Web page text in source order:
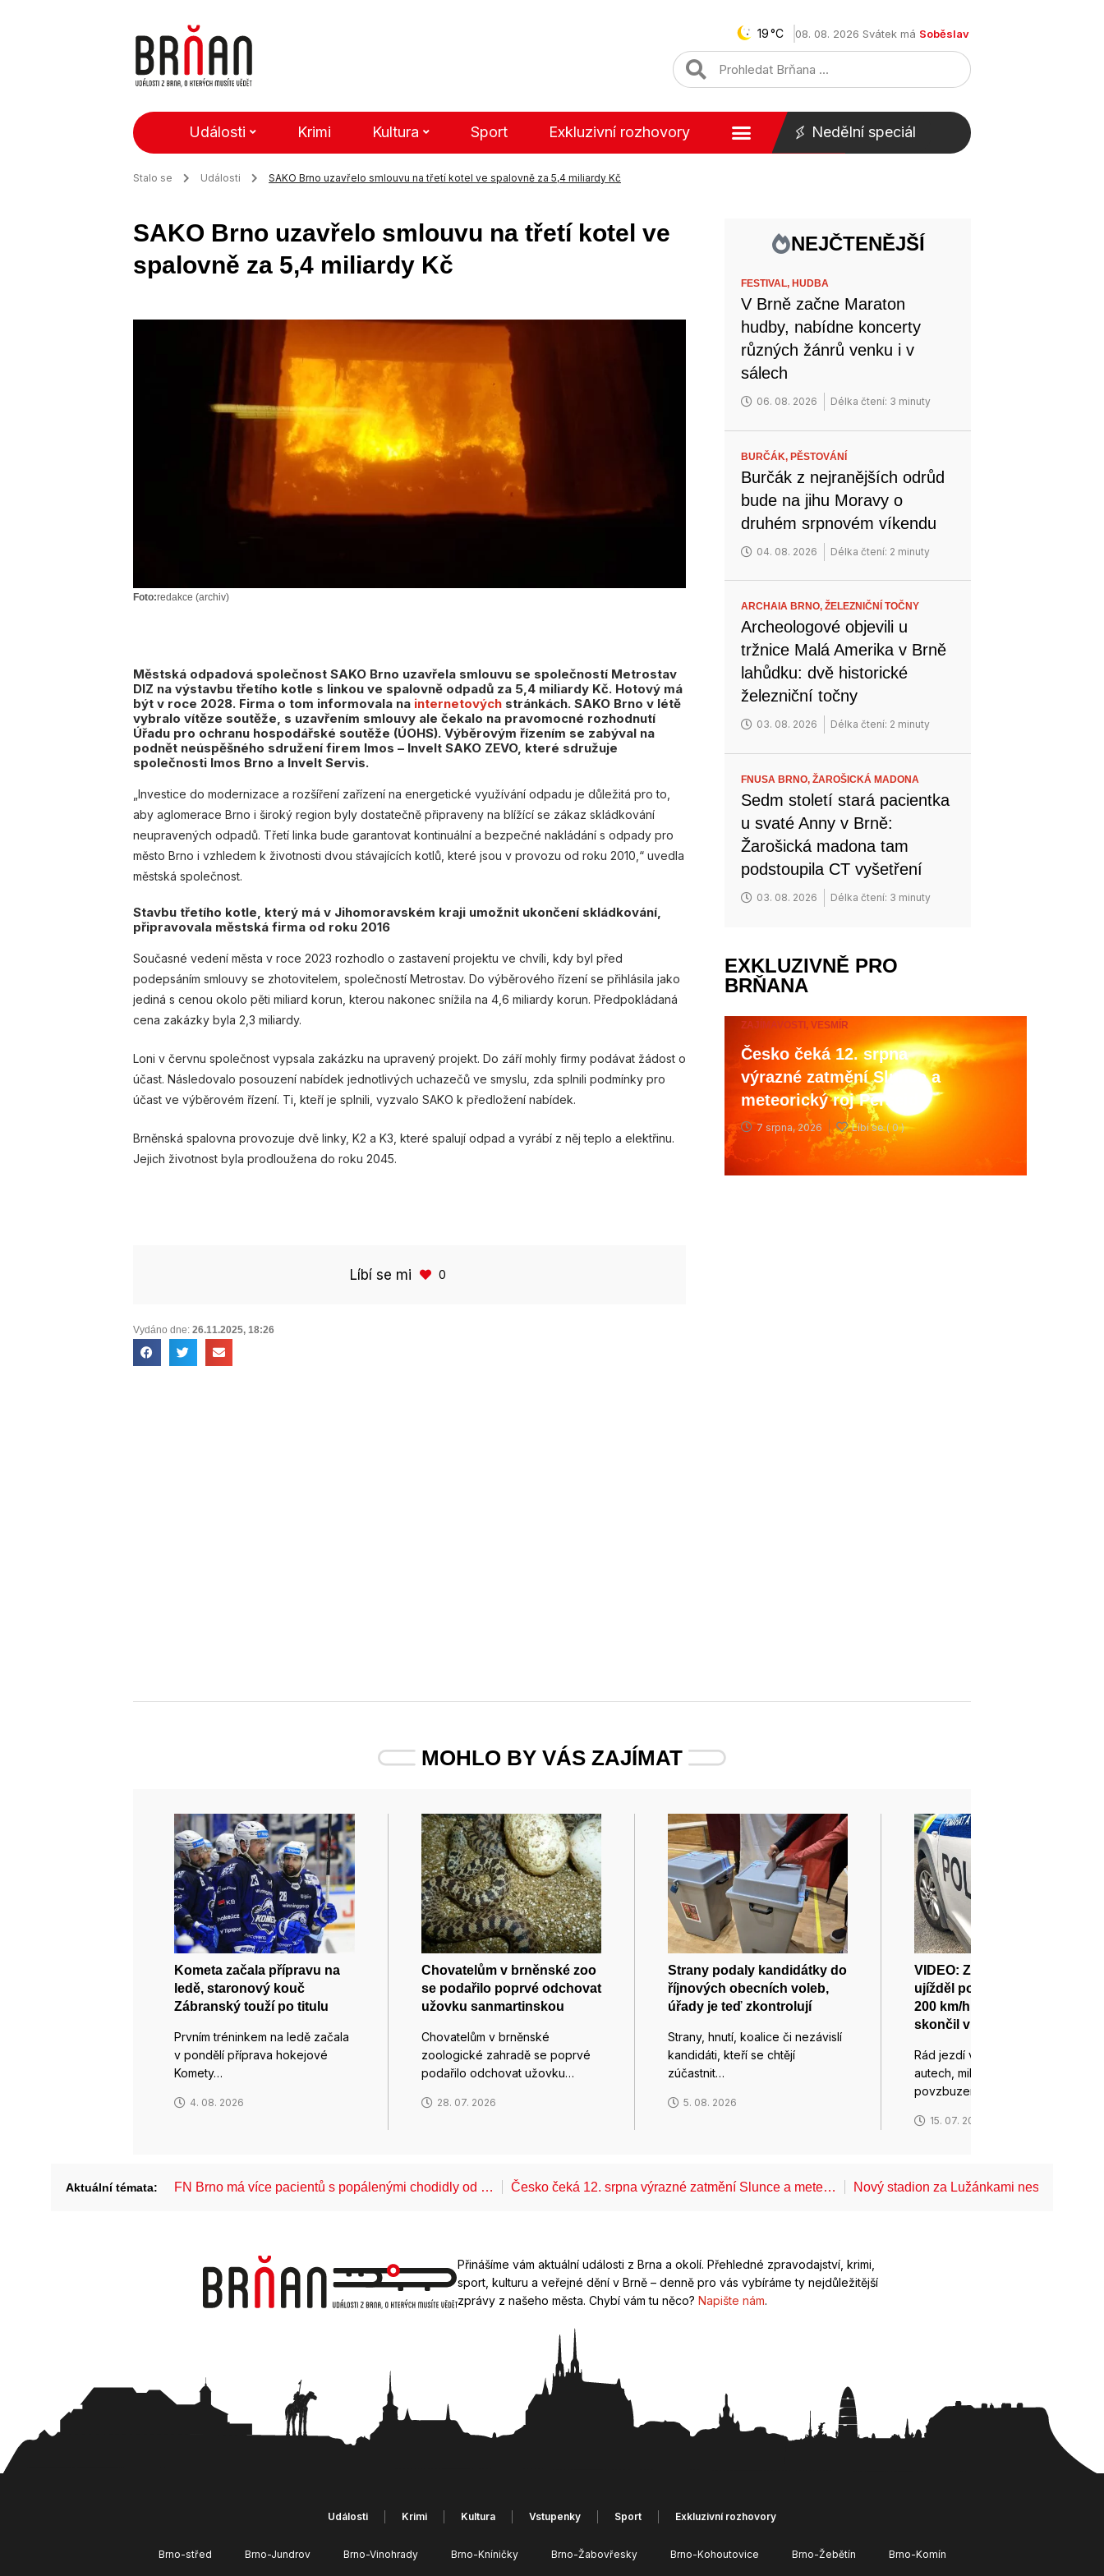
19 08. 08. 2026 Svátek má Soběslav
Události Krimi Kultura Sport Exkluzivní rozhovory Nedělní speciál
Stalo se Události SAKO Brno uzavřelo smlouvu na třetí kotel ve spalovně za 5,4 miliardy Kč
SAKO Brno uzavřelo smlouvu na třetí kotel ve
spalovně za 5,4 miliardy Kč
Foto:redakce (archiv)
Městská odpadová společnost SAKO Brno uzavřela smlouvu se společností Metrostav
DIZ na výstavbu třetího kotle s linkou ve spalovně odpadů za 5,4 miliardy Kč. Hotový má
být v roce 2028. Firma o tom informovala na internetových stránkách. SAKO Brno v létě
vybralo vítěze soutěže, s uzavřením smlouvy ale čekalo na pravomocné rozhodnutí
Úřadu pro ochranu hospodářské soutěže (ÚOHS). Výběrovým řízením se zabýval na
podnět neúspěšného sdružení firem Imos – Invelt SAKO ZEVO, které sdružuje
společnosti Imos Brno a Invelt Servis.
„Investice do modernizace a rozšíření zařízení na energetické využívání odpadu je důležitá pro to,
aby aglomerace Brno i široký region byly dostatečně připraveny na blížící se zákaz skládkování
neupravených odpadů. Třetí linka bude garantovat kontinuální a bezpečné nakládání s odpady pro
město Brno i vzhledem k životnosti dvou stávajících kotlů, které jsou v provozu od roku 2010,“ uvedla
městská společnost.
Stavbu třetího kotle, který má v Jihomoravském kraji umožnit ukončení skládkování,
připravovala městská firma od roku 2016
Současné vedení města v roce 2023 rozhodlo o zastavení projektu ve chvíli, kdy byl před
podepsáním smlouvy se zhotovitelem, společností Metrostav. Do výběrového řízení se přihlásila jako
jediná s cenou okolo pěti miliard korun, kterou nakonec snížila na 4,6 miliardy korun. Předpokládaná
cena zakázky byla 2,3 miliardy.
Loni v červnu společnost vypsala zakázku na upravený projekt. Do září mohly firmy podávat žádost o
účast. Následovalo posouzení nabídek jednotlivých uchazečů ve smyslu, zda splnili podmínky pro
účast ve výběrovém řízení. Ti, kteří je splnili, vyzvalo SAKO k předložení nabídek.
Brněnská spalovna provozuje dvě linky, K2 a K3, které spalují odpad a vyrábí z něj teplo a elektřinu.
Jejich životnost byla prodloužena do roku 2045.
Líbí se mi 0
Vydáno dne: 26.11.2025, 18:26
NEJČTENĚJŠÍ
FESTIVAL, HUDBA
V Brně začne Maraton
hudby, nabídne koncerty
různých žánrů venku i v
sálech
06. 08. 2026 Délka čtení: 3 minuty
BURČÁK,PĚSTOVÁNÍ
Burčák z nejranějších odrůd
bude na jihu Moravy o
druhém srpnovém víkendu
04. 08. 2026 Délka čtení: 2 minuty
ARCHAIA BRNO,ŽELEZNIČNÍ TOČNY
Archeologové objevili u
tržnice Malá Amerika v Brně
lahůdku: dvě historické
železniční točny
03. 08. 2026 Délka čtení: 2 minuty
FNUSA BRNO,ŽAROŠICKÁ MADONA
Sedm století stará pacientka
u svaté Anny v Brně:
Žarošická madona tam
podstoupila CT vyšetření
03. 08. 2026 Délka čtení: 3 minuty
EXKLUZIVNĚ PRO
BRŇANA
ZAJÍMAVOSTI,VESMÍR
Česko čeká 12. srpna
výrazné zatmění Slunce a
meteorický roj Perseid
7 srpna, 2026 Líbí se (0 )
MOHLO BY VÁS ZAJÍMAT
Kometa začala přípravu na
ledě, staronový kouč
Zábranský touží po titulu
Prvním tréninkem na ledě začala
v pondělí příprava hokejové
Komety…
4. 08. 2026
Chovatelům v brněnské zoo
se podařilo poprvé odchovat
užovku sanmartinskou
Chovatelům v brněnské
zoologické zahradě se poprvé
podařilo odchovat užovku…
28. 07. 2026
Strany podaly kandidátky do
říjnových obecních voleb,
úřady je teď zkontrolují
Strany, hnutí, koalice či nezávislí
kandidáti, kteří se chtějí
zúčastnit…
5. 08. 2026
VIDEO: Zfetovaný šofér
ujížděl policistům rychlostí
200 km/h. Pak se vyboural a
skončil v cele
Rád jezdí ve vypůjčených
autech, miluje rychlost a pro
povzbuzení…
15. 07. 2026
Aktuální témata: FN Brno má více pacientů s popálenými chodidly od … Česko čeká 12. srpna výrazné zatmění Slunce a mete… Nový stadion za Lužánkami nesmí mít dle
Přinášíme vám aktuální události z Brna a okolí. Přehledné zpravodajství, krimi,
sport, kulturu a veřejné dění v Brně – denně pro vás vybíráme ty nejdůležitější
zprávy z našeho města. Chybí vám tu něco? Napište nám.
Události Krimi Kultura Vstupenky Sport Exkluzivní rozhovory
Brno-střed Brno-Jundrov Brno-Vinohrady Brno-Kníničky Brno-Žabovřesky Brno-Kohoutovice Brno-Žebětín Brno-Komín